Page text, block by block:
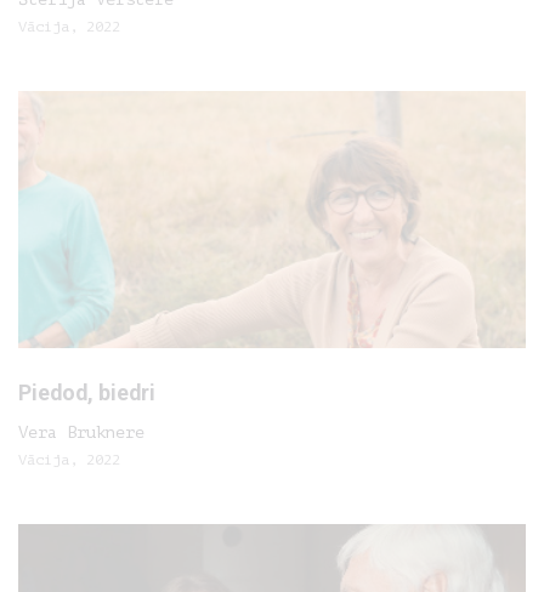
Vācija, 2022
Piedod, biedri
Vera Bruknere
Vācija, 2022